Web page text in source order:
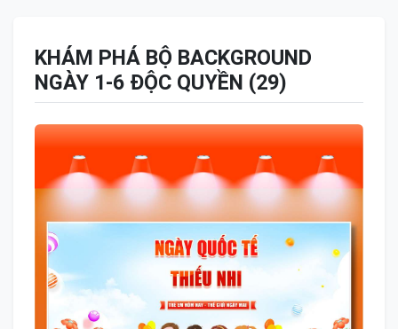
KHÁM PHÁ BỘ BACKGROUND
NGÀY 1-6 ĐỘC QUYỀN (29)